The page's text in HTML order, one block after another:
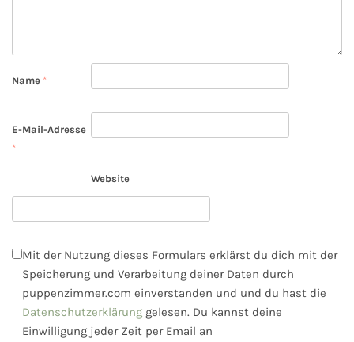
Name *
E-Mail-Adresse
*
Website
Mit der Nutzung dieses Formulars erklärst du dich mit der
Speicherung und Verarbeitung deiner Daten durch
puppenzimmer.com einverstanden und und du hast die
Datenschutzerklärung gelesen. Du kannst deine
Einwilligung jeder Zeit per Email an